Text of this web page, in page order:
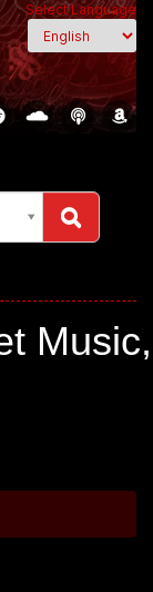
Select Language
Music,